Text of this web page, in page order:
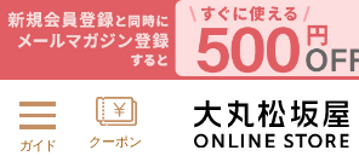
ガイド クーポン